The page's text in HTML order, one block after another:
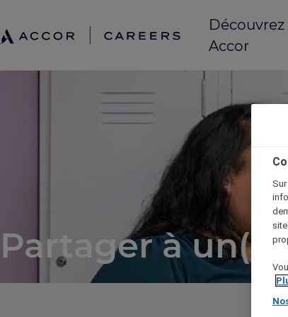
Découvrez
Accor
Partager à